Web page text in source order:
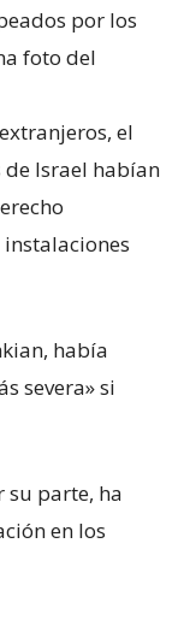
por los
foto del
el
Israel habían
había
severa» si
su parte, ha
en los